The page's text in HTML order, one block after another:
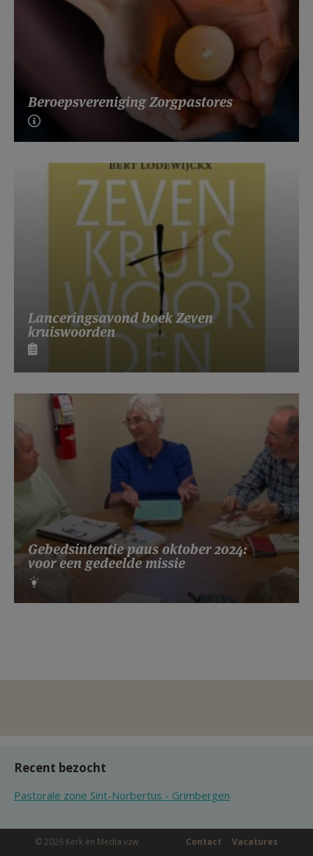
Beroepsvereniging Zorgpastores
Lanceringsavond boek Zeven
kruiswoorden
Gebedsintentie paus oktober 2024:
voor een gedeelde missie
Recent bezocht
Pastorale zone Sint-Norbertus - Grimbergen
© 2026 Kerk en Media vzw Vacatures
Contact